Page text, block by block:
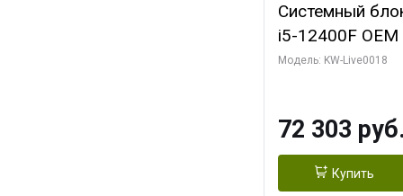
Системный
i5-12400F OEM
C6 0EC/6PC/
960 ГБ SSD)
Модель: KW-Live0018
72 303 руб.
Купить